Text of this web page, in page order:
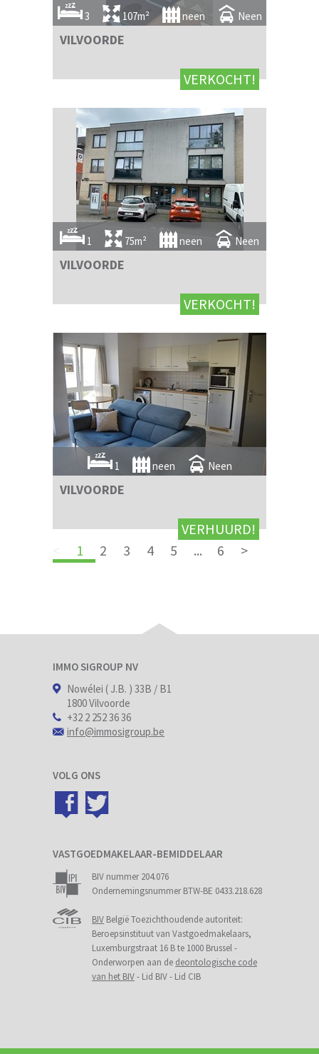
3 107m² neen Neen
VILVOORDE
VERKOCHT!
1 75m² neen Neen
VILVOORDE
VERKOCHT!
1 neen Neen
VILVOORDE
VERHUURD!
1 2 3 4 5 ... 6 >
IMMO SIGROUP NV
Nowélei ( J.B. ) 33B / B1
1800 Vilvoorde
+32 2 252 36 36
info@immosigroup.be
VOLG ONS
VASTGOEDMAKELAAR-BEMIDDELAAR
BIV nummer 204.076
Ondernemingsnummer BTW-BE 0433.218.628
BIV België Toezichthoudende autoriteit:
Beroepsinstituut van Vastgoedmakelaars,
Luxemburgstraat 16 B te 1000 Brussel -
Onderworpen aan de deontologische code
van het BIV- Lid BIV - Lid CIB